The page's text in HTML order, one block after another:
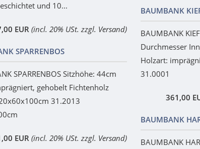
und 10...
EUR (incl. 20% USt. zzgl. Versand)
SPARRENBOS
SPARRENBOS Sitzhöhe: 44cm
gehobelt Fichtenholz
31.2013
EUR (incl. 20% USt. zzgl. Versand)
BAUMBANK
BAUMBANK
Durchmesser
Holzart:
31.0001
361,00
BAUMBANK
BAUMBANK